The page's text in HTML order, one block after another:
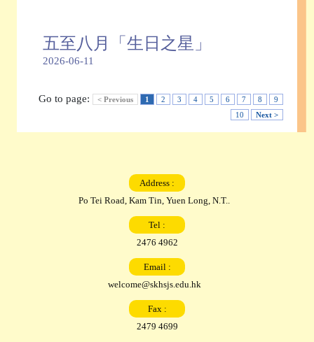
五至八月「生日之星」
2026-06-11
Go to page: < Previous 1 2 3 4 5 6 7 8
9
10
Next >
Address :
Po Tei Road, Kam Tin, Yuen Long, N.T..
Tel :
2476 4962
Email :
welcome@skhsjs.edu.hk
Fax :
2479 4699